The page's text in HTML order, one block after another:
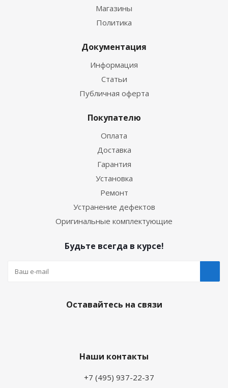
Магазины
Политика
Документация
Информация
Статьи
Публичная оферта
Покупателю
Оплата
Доставка
Гарантия
Установка
Ремонт
Устранение дефектов
Оригинальные комплектующие
Будьте всегда в курсе!
Оставайтесь на связи
Наши контакты
+7 (495) 937-22-37